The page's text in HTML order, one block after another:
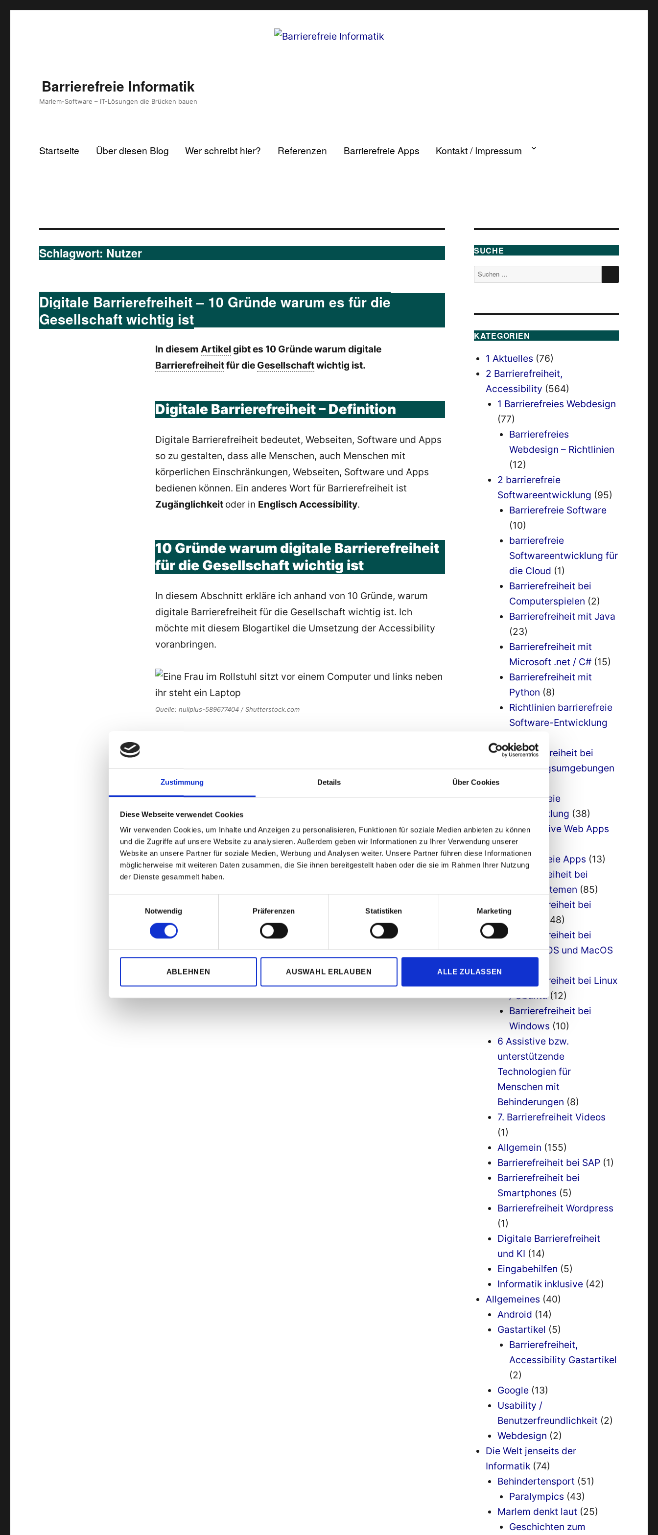
Zustimmung Details Über Cookies
Diese Webseite verwendet Cookies
Wir verwenden Cookies, um Inhalte und Anzeigen zu personalisieren, Funktionen für soziale Medien anbieten zu können
und die Zugriffe auf unsere Website zu analysieren. Außerdem geben wir Informationen zu Ihrer Verwendung unserer
Website an unsere Partner für soziale Medien, Werbung und Analysen weiter. Unsere Partner führen diese Informationen
möglicherweise mit weiteren Daten zusammen, die Sie ihnen bereitgestellt haben oder die sie im Rahmen Ihrer Nutzung
der Dienste gesammelt haben.
Notwendig
Präferenzen Statistiken Marketing
ABLEHNEN AUSWAHL ERLAUBEN ALLE ZULASSEN
Barrierefreie Informatik
Marlem-Software – IT-Lösungen die Brücken bauen
Startseite Über diesen Blog Wer schreibt hier? Referenzen Barrierefreie Apps Kontakt / Impressum
Schlagwort: Nutzer
Digitale Barrierefreiheit – 10 Gründe warum es für die
Gesellschaft wichtig ist
In diesem Artikel gibt es 10 Gründe warum digitale
Barrierefreiheitfür die Gesellschaftwichtig ist.
Digitale Barrierefreiheit – Definition
Digitale Barrierefreiheit bedeutet, Webseiten, Software und Apps
so zu gestalten, dass alle Menschen, auch Menschen mit
körperlichen Einschränkungen, Webseiten, Software und Apps
bedienen können. Ein anderes Wort für Barrierefreiheit ist
Zugänglichkeit oder in Englisch Accessibility.
10 Gründe warum digitale Barrierefreiheit
für die Gesellschaft wichtig ist
In diesem Abschnitt erkläre ich anhand von 10 Gründe, warum
digitale Barrierefreiheit für die Gesellschaft wichtig ist. Ich
möchte mit diesem Blogartikel die Umsetzung der Accessibility
voranbringen.
Quelle: nullplus-589677404 / Shutterstock.com
SUCHE
Suchen
SUCHEN
KATEGORIEN
1 Aktuelles (76)
2 Barrierefreiheit,
Accessibility (564)
1 Barrierefreies Webdesign
(77)
Barrierefreies
Webdesign – Richtlinien
(12)
2 barrierefreie
Softwareentwicklung (95)
Barrierefreie Software
(10)
barrierefreie
Softwareentwicklung für
die Cloud (1)
Barrierefreiheit bei
Computerspielen (2)
Barrierefreiheit mit Java
(23)
Barrierefreiheit mit
Microsoft .net / C#(15)
Barrierefreiheit mit
Python (8)
Richtlinien barrierefreie
Software-Entwicklung
2a Barrierefreiheit bei
Entwicklungsumgebungen
(9)
3 Barrierefreie
Appentwicklung (38)
Progressive Web Apps
(5)
4 barrierefreie Apps (13)
5 Barrierefreiheit bei
Betriebssystemen (85)
Barrierefreiheit bei
(48)
Barrierefreiheit bei
Apple / IOS und MacOS
Barrierefreiheit bei Linux
/ Ubuntu(12)
Barrierefreiheit bei
Windows (10)
6 Assistive bzw.
unterstützende
Technologien für
Menschen mit
Behinderungen (8)
7. Barrierefreiheit Videos
(1)
Allgemein (155)
Barrierefreiheit bei SAP(1)
Barrierefreiheit bei
Smartphones (5)
Barrierefreiheit Wordpress
(1)
Digitale Barrierefreiheit
und KI (14)
Eingabehilfen (5)
Informatik inklusive(42)
Allgemeines (40)
Android (14)
Gastartikel (5)
Barrierefreiheit,
Accessibility Gastartikel
(2)
Google(13)
Usability /
Benutzerfreundlichkeit (2)
Webdesign (2)
Die Welt jenseits der
Informatik(74)
Behindertensport (51)
Paralympics (43)
Marlem denkt laut (25)
Geschichten zum